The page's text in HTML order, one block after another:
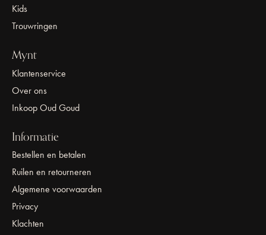
Kids
Trouwringen
Mynt
Klantenservice
Over ons
Inkoop Oud Goud
Informatie
Bestellen en betalen
Ruilen en retourneren
Algemene voorwaarden
Privacy
Klachten